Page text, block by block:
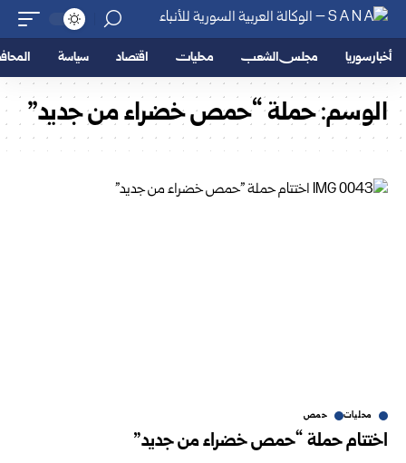
أخبار سوريا مجلس الشعب محليات اقتصاد سياسة
الوسم:حملة “حمص خضراء من جديد”
محليات حمص
اختتام حملة “حمص خضراء من جديد”